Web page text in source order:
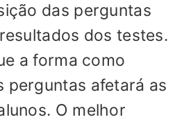
das perguntas
dos testes.
a forma como
perguntas afetará as
O melhor